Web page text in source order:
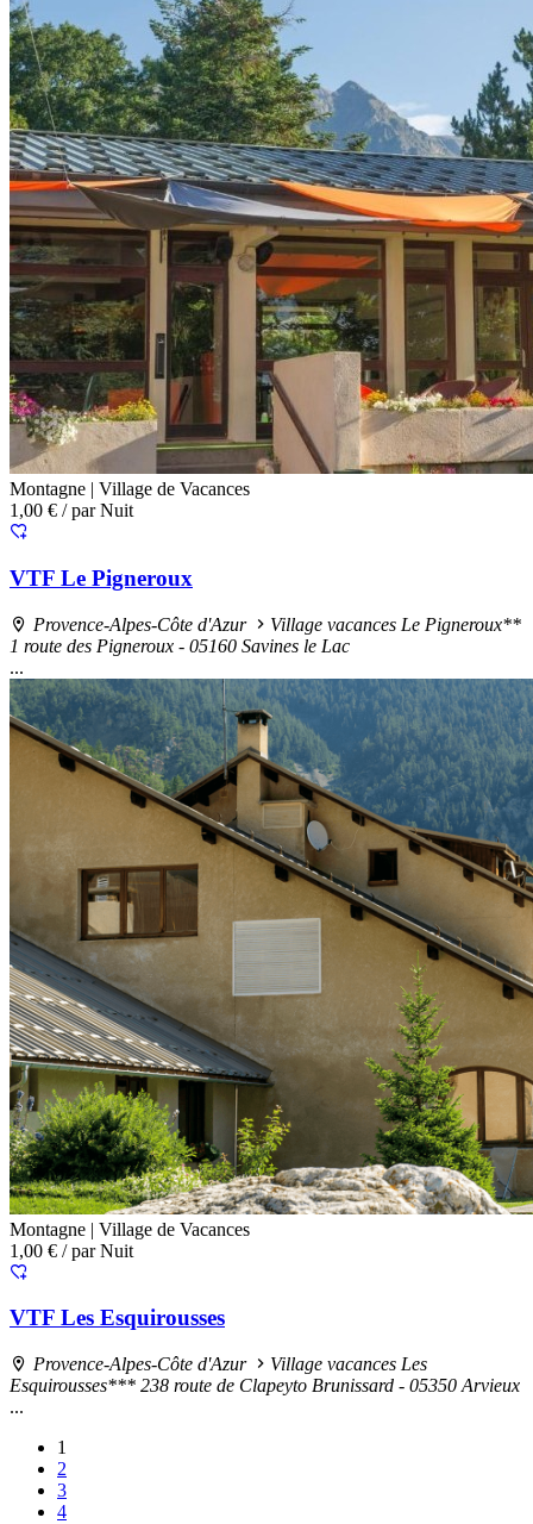
Montagne | Village de Vacances
1,00 € / par Nuit
VTF Le Pigneroux
Provence-Alpes-Côte d'Azur
Village vacances Le Pigneroux**
1 route des Pigneroux - 05160 Savines le Lac
...
Montagne | Village de Vacances
1,00 € / par Nuit
VTF Les Esquirousses
Provence-Alpes-Côte d'Azur
Village vacances Les
Esquirousses*** 238 route de Clapeyto Brunissard - 05350 Arvieux
...
1
2
3
4